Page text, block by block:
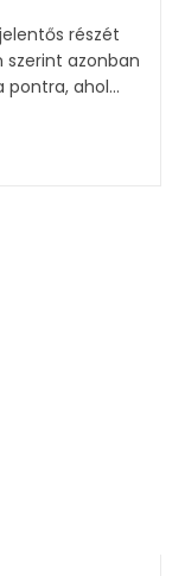
részét
szerint azonban
ahol...